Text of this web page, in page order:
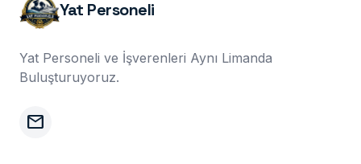
Yat Personeli
Yat Personeli ve İşverenleri Aynı Limanda
Buluşturuyoruz.
mail